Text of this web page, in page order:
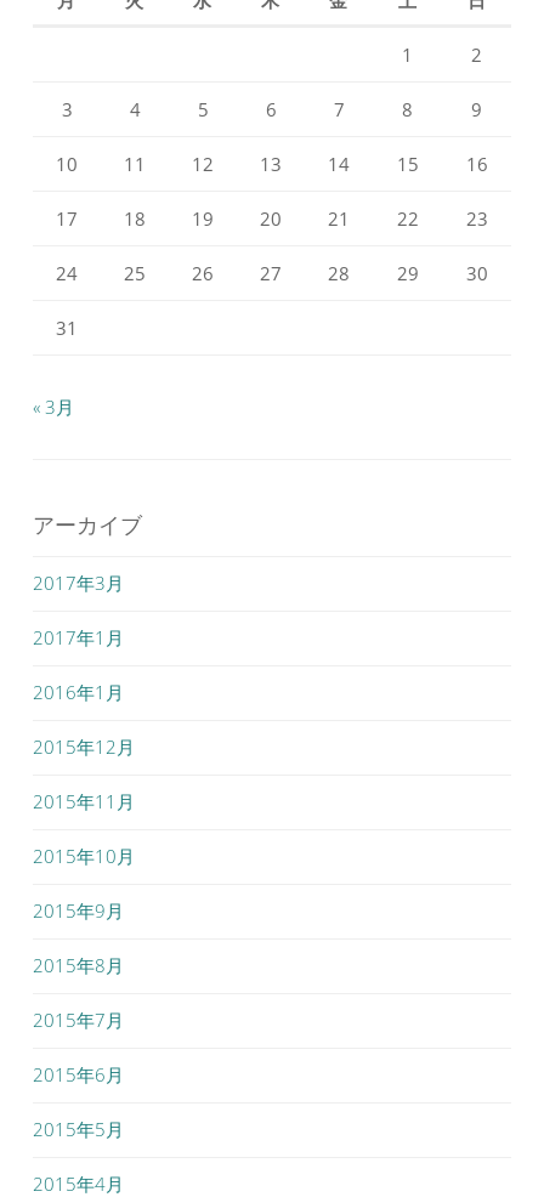
1 2
3 4 5 6 7 8 9
10 11 12 13 14 15 16
17 18 19 20 21 22 23
24 25 26 27 28 29 30
31
« 3月
アーカイブ
2017年3月
2017年1月
2016年1月
2015年12月
2015年11月
2015年10月
2015年9月
2015年8月
2015年7月
2015年6月
2015年5月
2015年4月